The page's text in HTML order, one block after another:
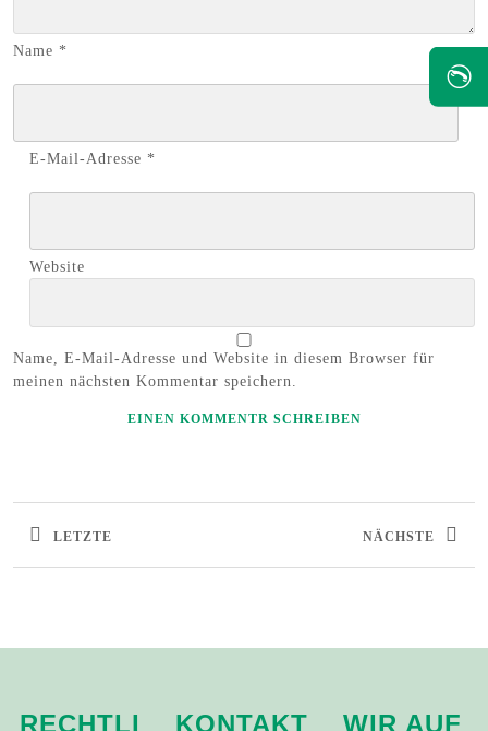
Name *
E-Mail-Adresse *
Website
Name, E-Mail-Adresse und Website in diesem Browser für
meinen nächsten Kommentar speichern.
LETZTE NÄCHSTE
RECHTLI
KONTAKT
WIR AUF
✆